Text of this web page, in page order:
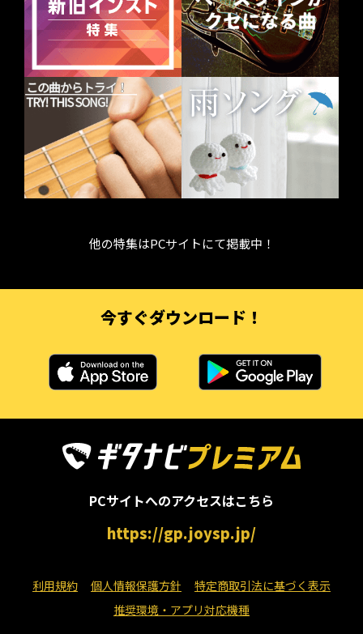
他の特集はPCサイトにて掲載中！
今すぐダウンロード！
PCサイトへのアクセスはこちら
https://gp.joysp.jp/
利用規約 個人情報保護方針
特定商取引法に基づく表示
推奨環境・アプリ対応機種